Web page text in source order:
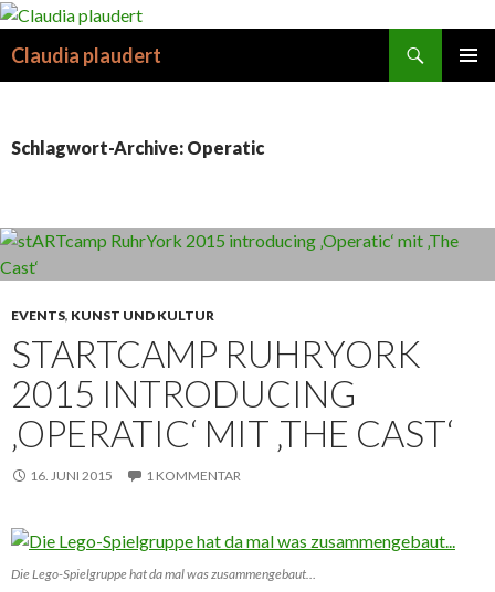
Claudia plaudert
Schlagwort-Archive: Operatic
EVENTS, KUNST UND KULTUR
STARTCAMP RUHRYORK
2015 INTRODUCING
‚OPERATIC‘ MIT ‚THE CAST‘
16. JUNI 2015 1 KOMMENTAR
Die Lego-Spielgruppe hat da mal was zusammengebaut…